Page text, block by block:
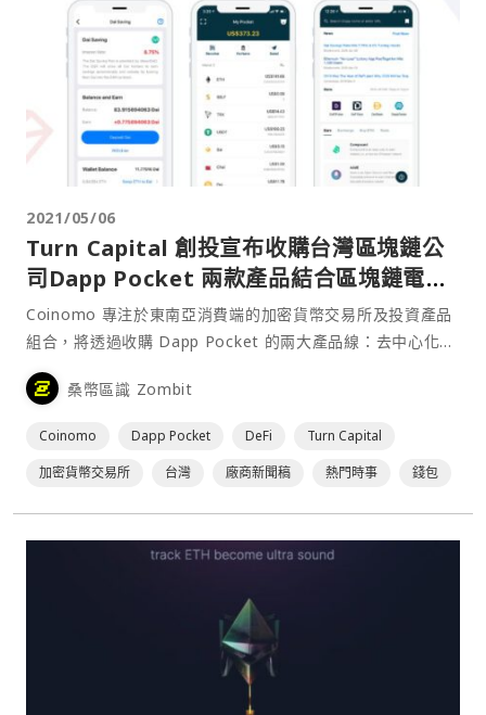
2021/05/06
Turn Capital 創投宣布收購台灣區塊鏈公
司Dapp Pocket 兩款產品結合區塊鏈電子
錢包、DeFi投資工具，推出新東南亞加密貨
幣交易所Coinomo
Coinomo 專注於東南亞消費端的加密貨幣交易所及投資產品
組合，將透過收購 Dapp Pocket 的兩大產品線：去中心化的
電子錢包 Dapp Pocket，及創新的收益聚合器 Cappuu，讓
用戶可以投資 DeFi 策略，並透過與全球穩定幣發行商 Circle
桑幣區識 Zombit
Coinomo Dapp Pocket DeFi
Turn Capital
加密貨幣交易所
台灣 廠商新聞稿 熱門時事 錢包